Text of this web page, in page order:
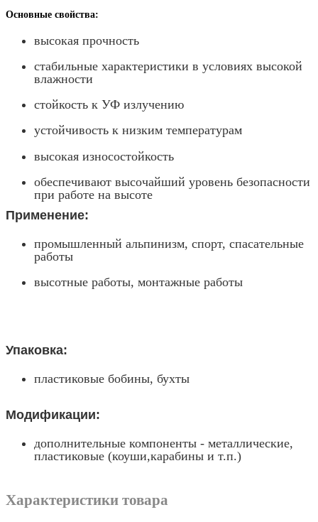
Основные свойства:
высокая прочность
стабильные характеристики в условиях высокой
влажности
стойкость к УФ излучению
устойчивость к низким температурам
высокая износостойкость
обеспечивают высочайший уровень безопасности
при работе на высоте
Применение:
промышленный альпинизм, спорт, спасательные
работы
высотные работы, монтажные работы
Упаковка:
пластиковые бобины, бухты
Модификации:
дополнительные компоненты - металлические,
пластиковые (коуши,карабины и т.п.)
Характеристики товара